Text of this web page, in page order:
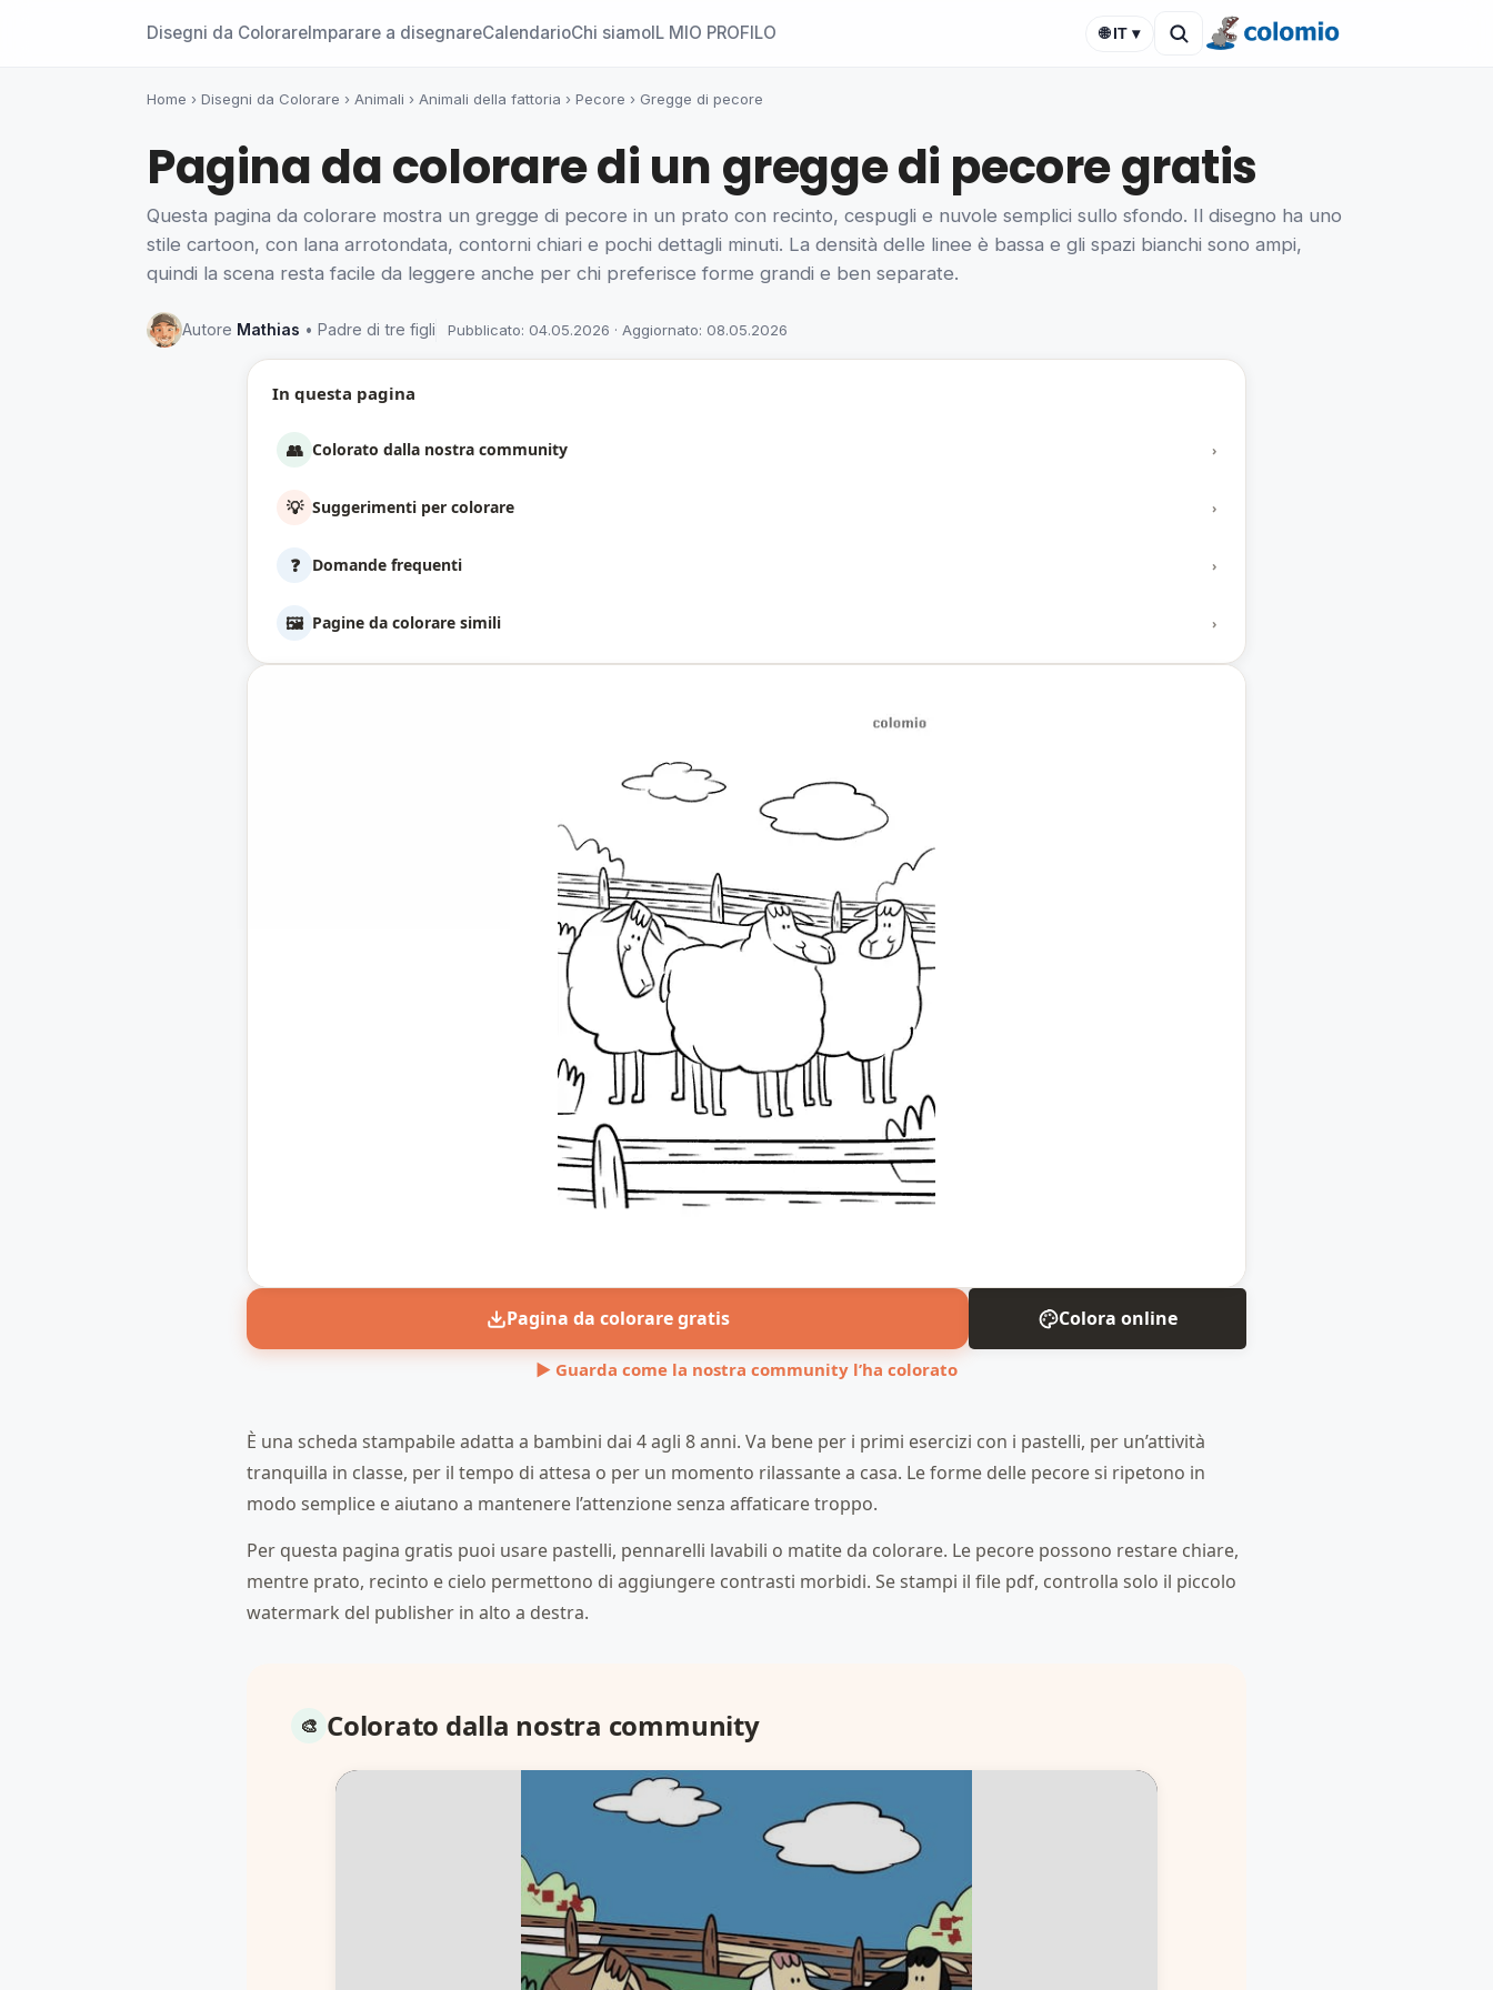
Disegni da ColorareImparare a disegnareCalendarioChi siamoIL MIO PROFILO 🌐 IT ▾
Home › Disegni da Colorare › Animali › Animali della fattoria › Pecore › Gregge di pecore
Pagina da colorare di un gregge di pecore gratis
Questa pagina da colorare mostra un gregge di pecore in un prato con recinto, cespugli e nuvole semplici sullo sfondo. Il disegno ha uno
stile cartoon, con lana arrotondata, contorni chiari e pochi dettagli minuti. La densità delle linee è bassa e gli spazi bianchi sono ampi,
quindi la scena resta facile da leggere anche per chi preferisce forme grandi e ben separate.
Autore Mathias • Padre di tre figli Pubblicato: 04.05.2026 · Aggiornato: 08.05.2026
In questa pagina
👥 Colorato dalla nostra community ›
💡 Suggerimenti per colorare ›
❓ Domande frequenti ›
🖼️ Pagine da colorare simili ›
Pagina da colorare gratis Colora online
▶ Guarda come la nostra community l’ha colorato
È una scheda stampabile adatta a bambini dai 4 agli 8 anni. Va bene per i primi esercizi con i pastelli, per un’attività
tranquilla in classe, per il tempo di attesa o per un momento rilassante a casa. Le forme delle pecore si ripetono in
modo semplice e aiutano a mantenere l’attenzione senza affaticare troppo.
Per questa pagina gratis puoi usare pastelli, pennarelli lavabili o matite da colorare. Le pecore possono restare chiare,
mentre prato, recinto e cielo permettono di aggiungere contrasti morbidi. Se stampi il file pdf, controlla solo il piccolo
watermark del publisher in alto a destra.
Colorato dalla nostra community